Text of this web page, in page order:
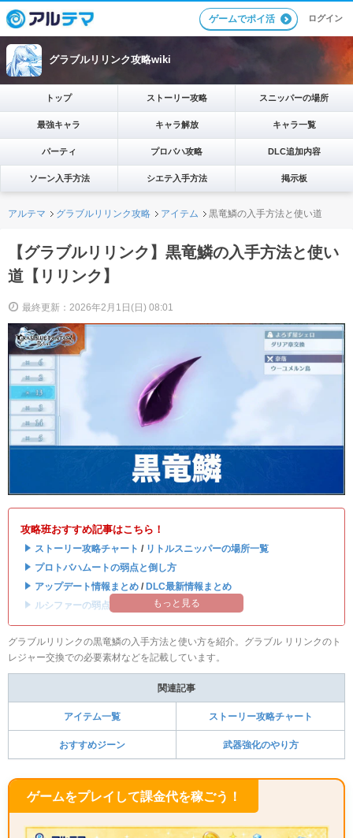
ゲームでポイ活 ログイン
グラブルリリンク攻略wiki
トップ ストーリー攻略 スニッパーの場所
最強キャラ キャラ解放 キャラ一覧
パーティ プロバハ攻略 DLC追加内容
ソーン入手方法 シエテ入手方法 掲示板
アルテマ グラブルリリンク攻略 アイテム 黒竜鱗の入手方法と使い道
【グラブルリリンク】黒竜鱗の入手方法と使い
道【リリンク】
最終更新：2026年2月1日(日) 08:01
攻略班おすすめ記事はこちら！
・ ストーリー攻略チャート / リトルスニッパーの場所一覧
・ プロトバハムートの弱点と倒し方
・ アップデート情報まとめ / DLC最新情報まとめ
・ ルシファーの弱点と攻略はこちらもっと見る
グラブルリリンクの黒竜鱗の入手方法と使い方を紹介。グラブル リリンクのト
レジャー交換での必要素材などを記載しています。
関連記事
アイテム一覧 ストーリー攻略チャート
おすすめジーン 武器強化のやり方
ゲームをプレイして課金代を稼ごう！